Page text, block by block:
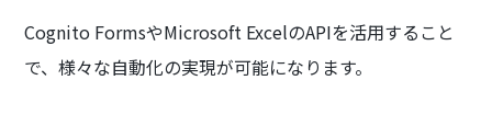
Cognito FormsやMicrosoft ExcelのAPIを活用すること
で、様々な自動化の実現が可能になります。